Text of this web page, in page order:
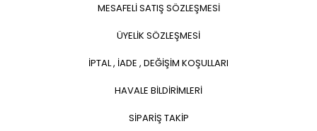
MESAFELİ SATIŞ SÖZLEŞMESİ
ÜYELİK SÖZLEŞMESİ
İPTAL , İADE , DEĞİŞİM KOŞULLARI
HAVALE BİLDİRİMLERİ
SİPARİŞ TAKİP